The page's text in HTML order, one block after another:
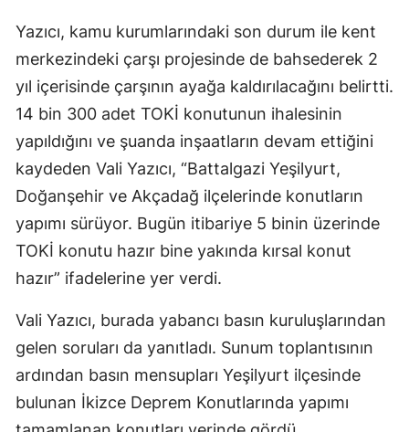
Yazıcı, kamu kurumlarındaki son durum ile kent
merkezindeki çarşı projesinde de bahsederek 2
yıl içerisinde çarşının ayağa kaldırılacağını belirtti.
14 bin 300 adet TOKİ konutunun ihalesinin
yapıldığını ve şuanda inşaatların devam ettiğini
kaydeden Vali Yazıcı, “Battalgazi Yeşilyurt,
Doğanşehir ve Akçadağ ilçelerinde konutların
yapımı sürüyor. Bugün itibariye 5 binin üzerinde
TOKİ konutu hazır bine yakında kırsal konut
hazır” ifadelerine yer verdi.
Vali Yazıcı, burada yabancı basın kuruluşlarından
gelen soruları da yanıtladı. Sunum toplantısının
ardından basın mensupları Yeşilyurt ilçesinde
bulunan İkizce Deprem Konutlarında yapımı